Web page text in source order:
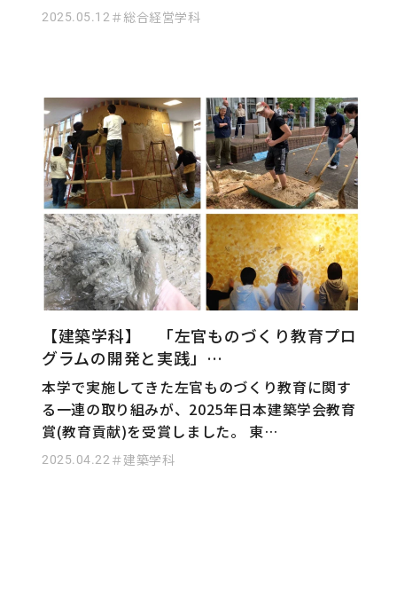
2025.05.12＃総合経営学科
【建築学科】 「左官ものづくり教育プロ
グラムの開発と実践」…
本学で実施してきた左官ものづくり教育に関す
る一連の取り組みが、2025年日本建築学会教育
賞(教育貢献)を受賞しました。 東…
2025.04.22＃建築学科